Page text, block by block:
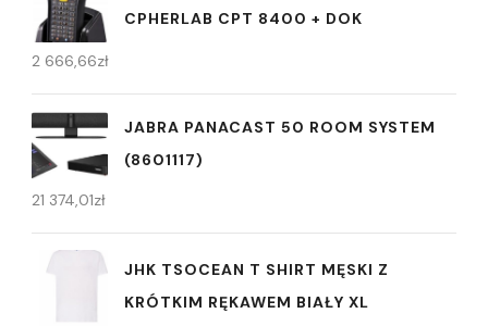
CPHERLAB CPT 8400 + DOK
2 666,66zł
JABRA PANACAST 50 ROOM SYSTEM
(8601117)
21 374,01zł
JHK TSOCEAN T SHIRT MĘSKI Z
KRÓTKIM RĘKAWEM BIAŁY XL